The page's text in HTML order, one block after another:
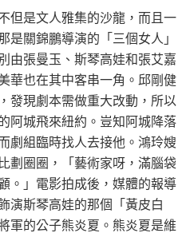
但是文人雅集的沙龍，而且一
是關錦鵬導演的「三個女人」
由張曼玉、斯琴高娃和張艾嘉
華也在其中客串一角。邱剛健
發現劇本需做重大改動，所以
阿城飛來紐約。豈知阿城降落
劇組臨時找人去接他。鴻玲嫂
劃圈圈，「藝術家呀，滿腦袋
。」電影拍成後，媒體的報導
演斯琴高娃的那個「黃皮白
軍的公子熊炎夏。熊炎夏是維